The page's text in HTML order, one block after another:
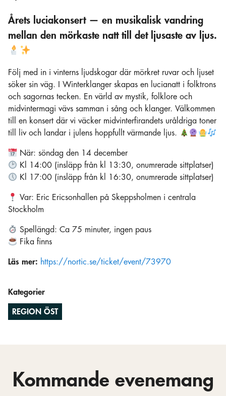
Årets luciakonsert — en musikalisk vandring
mellan den mörkaste natt till det ljusaste av ljus.
Följ med in i vinterns ljudskogar där mörkret ruvar och ljuset
söker sin väg. I Winterklanger skapas en lucianatt i folktrons
och sagornas tecken. En värld av mystik, folklore och
midvintermagi vävs samman i sång och klanger. Välkommen
till en konsert där vi väcker midvinterfirandets uråldriga toner
till liv och landar i julens hoppfullt värmande ljus.
När: söndag den 14 december
Kl 14:00 (insläpp från kl 13:30, onumrerade sittplatser)
Kl 17:00 (insläpp från kl 16:30, onumrerade sittplatser)
Var: Eric Ericsonhallen på Skeppsholmen i centrala
Stockholm
Spellängd: Ca 75 minuter, ingen paus
Fika finns
Läs mer: https://nortic.se/ticket/event/73970
Kategorier
REGION ÖST
Kommande evenemang